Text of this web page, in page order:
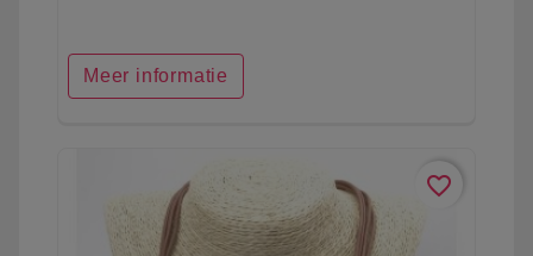
Meer informatie
favorite_border